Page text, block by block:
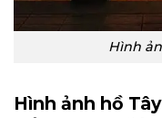
Hình
Hình ảnh hồ